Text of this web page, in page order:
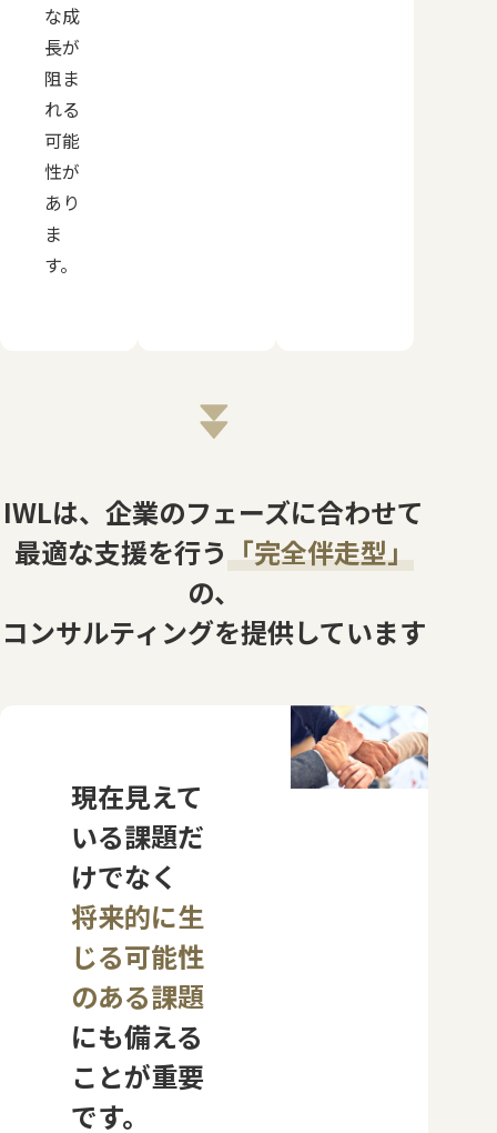
な成
長が
阻ま
れる
可能
性が
あり
ま
す。
IWLは、企業のフェーズに合わせて
最適な支援を行う 「完全伴走型」
の、
コンサルティングを提供しています
現在見えて
いる課題だ
けでなく
将来的に生
じる可能性
のある課題
にも備える
ことが重要
です。